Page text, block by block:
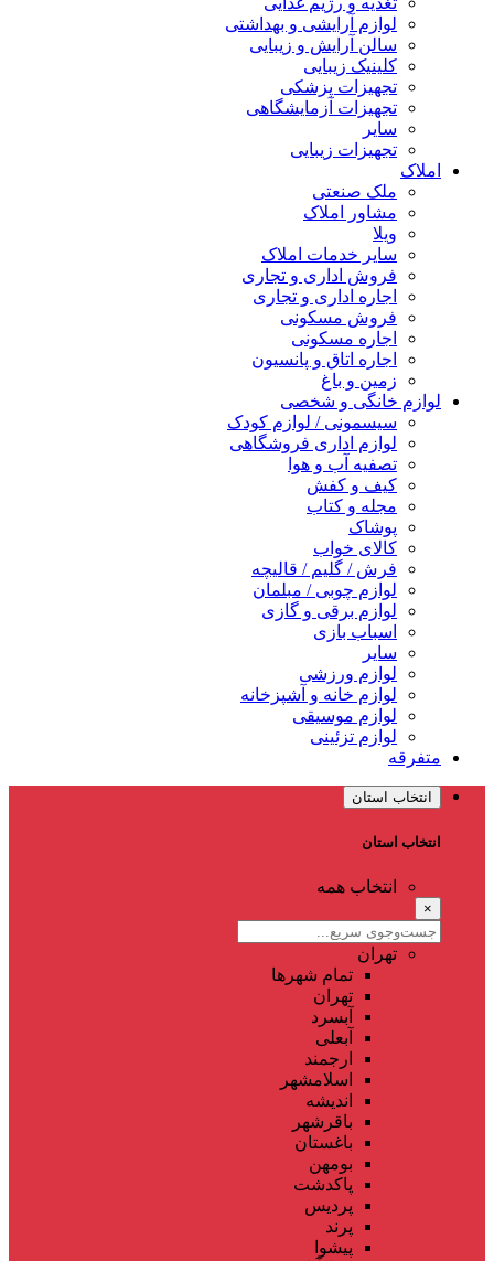
لوازم آرایشی و بهداشتی
سالن آرایش و زیبایی
کلینیک زیبایی
تجهیزات پزشکی
تجهیزات آزمایشگاهی
سایر
تجهیزات زیبایی
املاک
ملک صنعتی
مشاور املاک
ویلا
سایر خدمات املاک
فروش اداری و تجاری
اجاره اداری و تجاری
فروش مسکونی
اجاره مسکونی
اجاره اتاق و پانسیون
زمین و باغ
لوازم خانگی و شخصی
سیسمونی / لوازم کودک
لوازم اداری فروشگاهی
تصفیه آب و هوا
کیف و کفش
مجله و کتاب
پوشاک
کالای خواب
فرش / گلیم / قالیچه
لوازم چوبی / مبلمان
لوازم برقی و گازی
اسباب بازی
سایر
لوازم ورزشی
لوازم خانه و آشپزخانه
لوازم موسیقی
لوازم تزئینی
متفرقه
انتخاب استان
انتخاب استان
انتخاب همه
×
تهران
تمام شهر‌ها
تهران
آبسرد
آبعلی
ارجمند
اسلامشهر
اندیشه
باقرشهر
باغستان
بومهن
پاکدشت
پردیس
پرند
پیشوا